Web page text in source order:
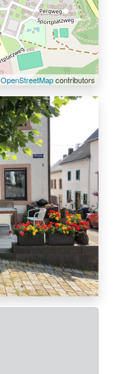
OpenStreetMapcontributors